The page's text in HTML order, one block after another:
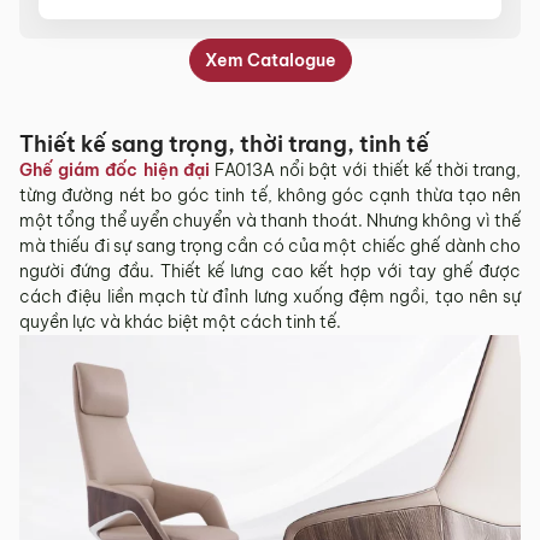
Xem Catalogue
Thiết kế sang trọng, thời trang, tinh tế
Ghế giám đốc hiện đại FA013A nổi bật với thiết kế thời trang,
từng đường nét bo góc tinh tế, không góc cạnh thừa tạo nên
một tổng thể uyển chuyển và thanh thoát. Nhưng không vì thế
mà thiếu đi sự sang trọng cần có của một chiếc ghế dành cho
người đứng đầu. Thiết kế lưng cao kết hợp với tay ghế được
cách điệu liền mạch từ đỉnh lưng xuống đệm ngồi, tạo nên sự
quyền lực và khác biệt một cách tinh tế.
Kho, Quận 1, TP Hồ Chí Minh.
Showroom Hà Nội: Tầng 1 – Toà nhà CT4 Vimeco,
Đường Tú Mỡ, Phường Trung Hòa, Quận Cầu Giấy, Hà
Hotline 0942 90 2468 để bên em hỗ trợ ạ.
hạng
5 sao
Ms Huyen(xác minh chủ tài khoản) –17 Tháng 5, 2022
Ghế này có các màu sác nào shop nhỉ?
Được xếp
hạng
5
sao
Vũ Hiếu
13 Tháng 1, 2023
Ghế này có được bảo dưỡng định kì không vậy?
CSKH
17 Tháng 7, 2023
Bên em sẽ bảo dưỡng miễn phí sản phẩm 6 tháng 1
lần trong 5 năm phần bề mặt da và phụ kiện ghế.
Đây là chính sách duy nhất trên thị trường mà bên
em có.